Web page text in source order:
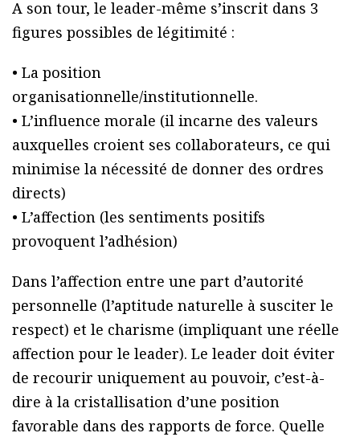
A son tour, le leader-même s’inscrit dans 3
figures possibles de légitimité :
• La position
organisationnelle/institutionnelle.
• L’influence morale (il incarne des valeurs
auxquelles croient ses collaborateurs, ce qui
minimise la nécessité de donner des ordres
directs)
• L’affection (les sentiments positifs
provoquent l’adhésion)
Dans l’affection entre une part d’autorité
personnelle (l’aptitude naturelle à susciter le
respect) et le charisme (impliquant une réelle
affection pour le leader). Le leader doit éviter
de recourir uniquement au pouvoir, c’est-à-
dire à la cristallisation d’une position
favorable dans des rapports de force. Quelle